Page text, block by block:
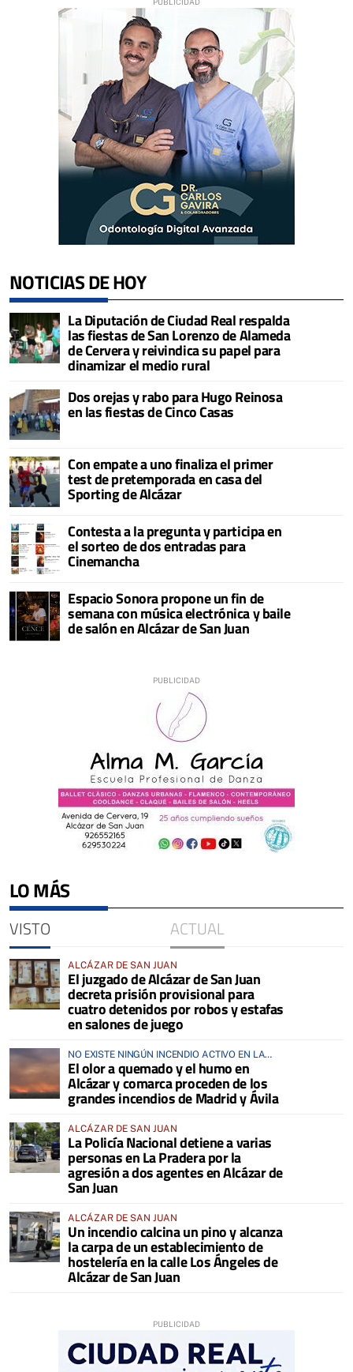
NOTICIAS DE HOY
La Diputación de Ciudad Real respalda
las fiestas de San Lorenzo de Alameda
de Cervera y reivindica su papel para
dinamizar el medio rural
Dos orejas y rabo para Hugo Reinosa
en las fiestas de Cinco Casas
Con empate a uno finaliza el primer
test de pretemporada en casa del
Sporting de Alcázar
Contesta a la pregunta y participa en
el sorteo de dos entradas para
Cinemancha
Espacio Sonora propone un fin de
semana con música electrónica y baile
de salón en Alcázar de San Juan
LO MÁS
VISTO ACTUAL
ALCÁZAR DE SAN JUAN
El juzgado de Alcázar de San Juan
decreta prisión provisional para
cuatro detenidos por robos y estafas
en salones de juego
NO EXISTE NINGÚN INCENDIO ACTIVO EN LA
COMARCA
El olor a quemado y el humo en
Alcázar y comarca proceden de los
grandes incendios de Madrid y Ávila
ALCÁZAR DE SAN JUAN
La Policía Nacional detiene a varias
personas en La Pradera por la
agresión a dos agentes en Alcázar de
San Juan
ALCÁZAR DE SAN JUAN
Un incendio calcina un pino y alcanza
la carpa de un establecimiento de
hostelería en la calle Los Ángeles de
Alcázar de San Juan